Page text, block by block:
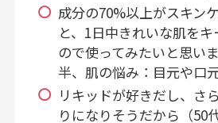
成分の70%以上がスキン
と、1日中きれいな肌を
ので使ってみたいと思い
半、肌の悩み：目元や口
リキッドが好きだし、さ
りになりそうだから（50